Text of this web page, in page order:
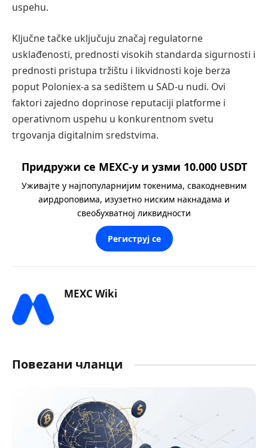
uspehu.
Ključne tačke uključuju značaj regulatorne
usklađenosti, prednosti visokih standarda sigurnosti i
prednosti pristupa tržištu i likvidnosti koje berza
poput Poloniex-a sa sedištem u SAD-u nudi. Ovi
faktori zajedno doprinose reputaciji platforme i
operativnom uspehu u konkurentnom svetu
trgovanja digitalnim sredstvima.
Придружи се MEXC-у и узми 10.000 USDT
Уживајте у најпопуларнијим токенима, свакодневним
аирдроповима, изузетно ниским накнадама и
свеобухватној ликвидности
Региструј се
MEXC Wiki
Повеzани чланци